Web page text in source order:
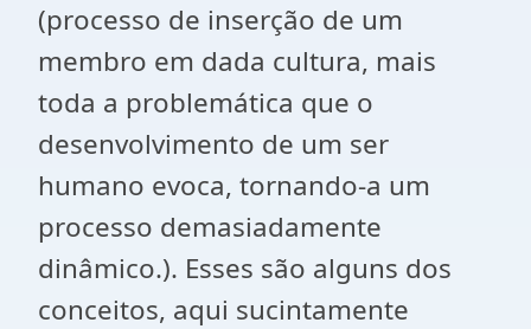
(processo de inserção de um
membro em dada cultura, mais
toda a problemática que o
desenvolvimento de um ser
humano evoca, tornando-a um
processo demasiadamente
dinâmico.). Esses são alguns dos
conceitos, aqui sucintamente